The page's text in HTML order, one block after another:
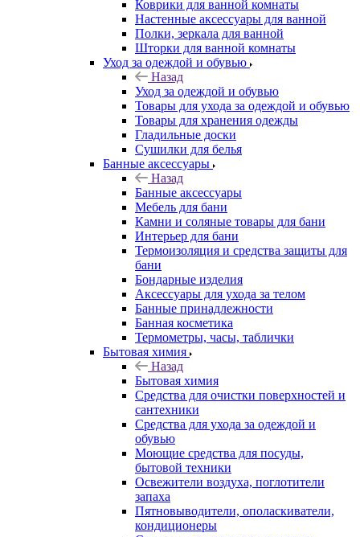
Коврики для ванной комнаты
Настенные аксессуары для ванной
Полки, зеркала для ванной
Шторки для ванной комнаты
Уход за одеждой и обувью
Назад
Уход за одеждой и обувью
Товары для ухода за одеждой и обувью
Товары для хранения одежды
Гладильные доски
Сушилки для белья
Банные аксессуары
Назад
Банные аксессуары
Мебель для бани
Камни и соляные товары для бани
Интерьер для бани
Термоизоляция и средства защиты для
бани
Бондарные изделия
Аксеcсуары для ухода за телом
Банные принадлежности
Банная косметика
Термометры, часы, таблички
Бытовая химия
Назад
Бытовая химия
Средства для очистки поверхностей и
сантехники
Средства для ухода за одеждой и
обувью
Моющие средства для посуды,
бытовой техники
Освежители воздуха, поглотители
запаха
Пятновыводители, ополаскиватели,
кондиционеры